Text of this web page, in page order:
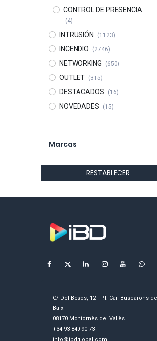
CONTROL DE PRESENCIA
(4)
INTRUSIÓN (1123)
INCENDIO (2746)
NETWORKING (650)
OUTLET (315)
DESTACADOS (16)
NOVEDADES (15)
Marcas
RESTABLECER
C/ Del Besòs, 12 | P.I. Can Buscarons de
Baix
08170 Montornès del Vallès
+34 93 840 90 73
info@ibdglobal.com